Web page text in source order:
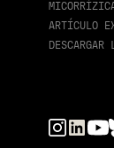
ARTÍCULO
DESCARGAR